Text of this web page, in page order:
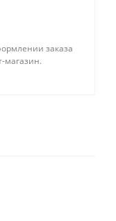
заказа
магазин.